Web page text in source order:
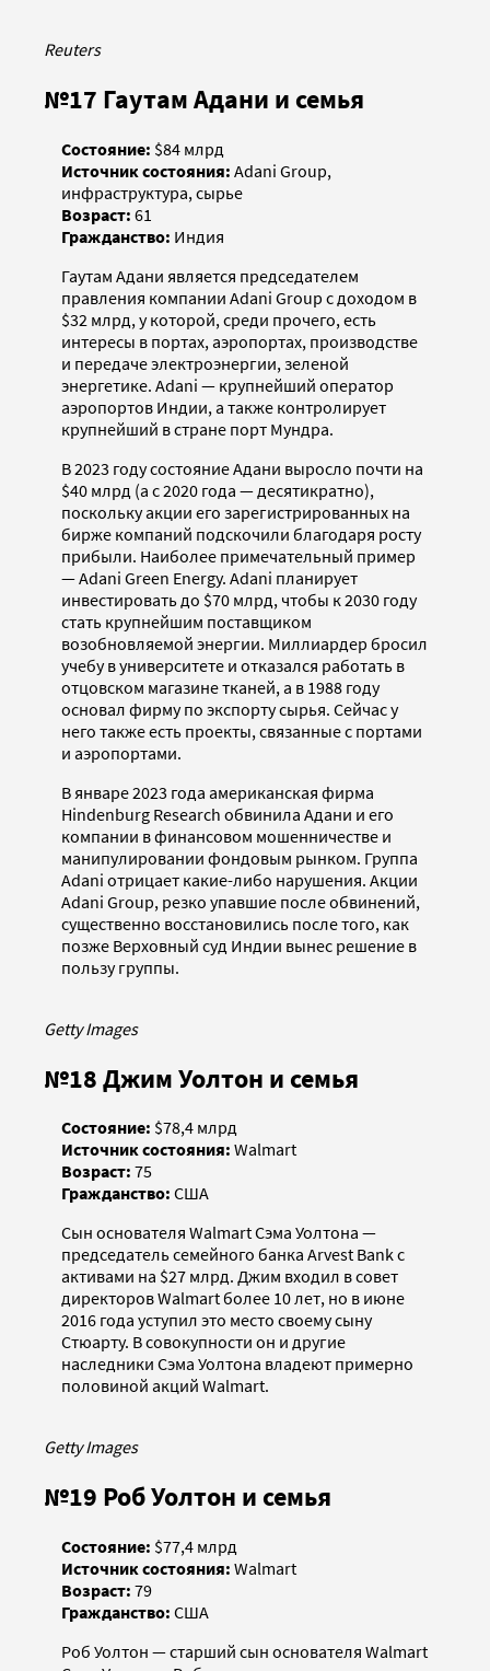
Reuters
№17 Гаутам Адани и семья
Состояние: $84 млрд
Источник состояния: Adani Group,
инфраструктура, сырье
Возраст: 61
Гражданство: Индия
Гаутам Адани является председателем
правления компании Adani Group с доходом в
$32 млрд, у которой, среди прочего, есть
интересы в портах, аэропортах, производстве
и передаче электроэнергии, зеленой
энергетике. Adani — крупнейший оператор
аэропортов Индии, а также контролирует
крупнейший в стране порт Мундра.
В 2023 году состояние Адани выросло почти на
$40 млрд (а с 2020 года — десятикратно),
поскольку акции его зарегистрированных на
бирже компаний подскочили благодаря росту
прибыли. Наиболее примечательный пример
— Adani Green Energy. Adani планирует
инвестировать до $70 млрд, чтобы к 2030 году
стать крупнейшим поставщиком
возобновляемой энергии. Миллиардер бросил
учебу в университете и отказался работать в
отцовском магазине тканей, а в 1988 году
основал фирму по экспорту сырья. Сейчас у
него также есть проекты, связанные с портами
и аэропортами.
В январе 2023 года американская фирма
Hindenburg Research обвинила Адани и его
компании в финансовом мошенничестве и
манипулировании фондовым рынком. Группа
Adani отрицает какие-либо нарушения. Акции
Adani Group, резко упавшие после обвинений,
существенно восстановились после того, как
позже Верховный суд Индии вынес решение в
пользу группы.
Getty Images
№18 Джим Уолтон и семья
Состояние: $78,4 млрд
Источник состояния: Walmart
Возраст: 75
Гражданство: США
Сын основателя Walmart Сэма Уолтона —
председатель семейного банка Arvest Bank с
активами на $27 млрд. Джим входил в совет
директоров Walmart более 10 лет, но в июне
2016 года уступил это место своему сыну
Стюарту. В совокупности он и другие
наследники Сэма Уолтона владеют примерно
половиной акций Walmart.
Getty Images
№19 Роб Уолтон и семья
Состояние: $77,4 млрд
Источник состояния: Walmart
Возраст: 79
Гражданство: США
Роб Уолтон — старший сын основателя Walmart